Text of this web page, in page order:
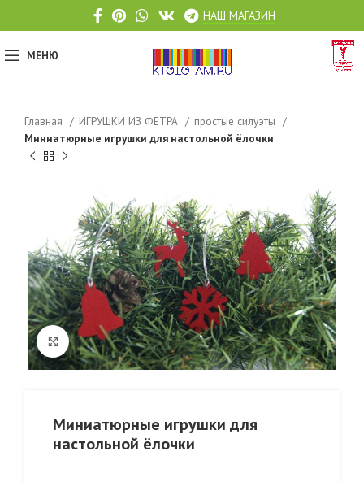
НАШ МАГАЗИН
МЕНЮ
Главная ИГРУШКИ ИЗ ФЕТРА
простые силуэты
Миниатюрные игрушки для настольной ёлочки
Click to enlarge
Миниатюрные игрушки для
настольной ёлочки